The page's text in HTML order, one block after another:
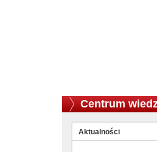
Centrum
Aktualności